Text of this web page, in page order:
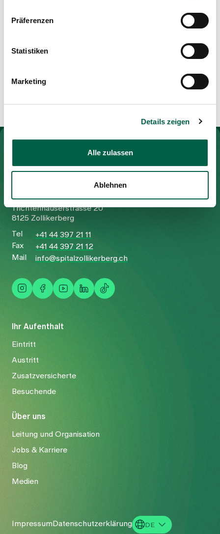
Präferenzen
Statistiken
Marketing
Details zeigen
Alle zulassen
Ablehnen
Beitrag teilen
Zur Gesundheitswelt Zollikerberg
Ihr Aufenthalt
Eintritt
Austritt
Zusatzversicherte
Besuchende
Über uns
Leitung und Organisation
Jobs & Karriere
Blog
Medien
Trichtenhauserstrasse 20
8125 Zollikerberg
Tel
+41 44 397 21 11
Fax
+41 44 397 21 12
Mail
info@spitalzollikerberg.ch
ImpressumDatenschutzerklärung
DE